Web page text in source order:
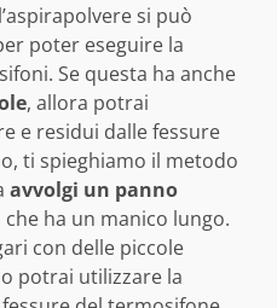
si può
poter eseguire la
Se questa ha anche
, allora potrai
e residui dalle fessure
ti spieghiamo il metodo
avvolgi un panno
che ha un manico lungo.
con delle piccole
potrai utilizzare la